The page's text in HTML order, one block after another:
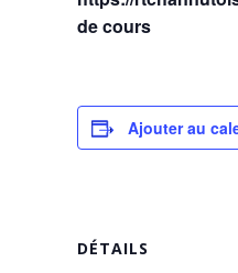
de cours
Ajouter au
DÉTAILS